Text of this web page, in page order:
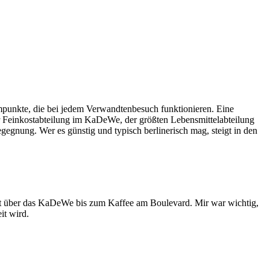
die bei jedem Verwandtenbesuch funktionieren. Eine
im KaDeWe, der größten Lebensmittelabteilung
Wer es günstig und typisch berlinerisch mag, steigt in den
über das KaDeWe bis zum Kaffee am Boulevard. Mir war wichtig,
wird.